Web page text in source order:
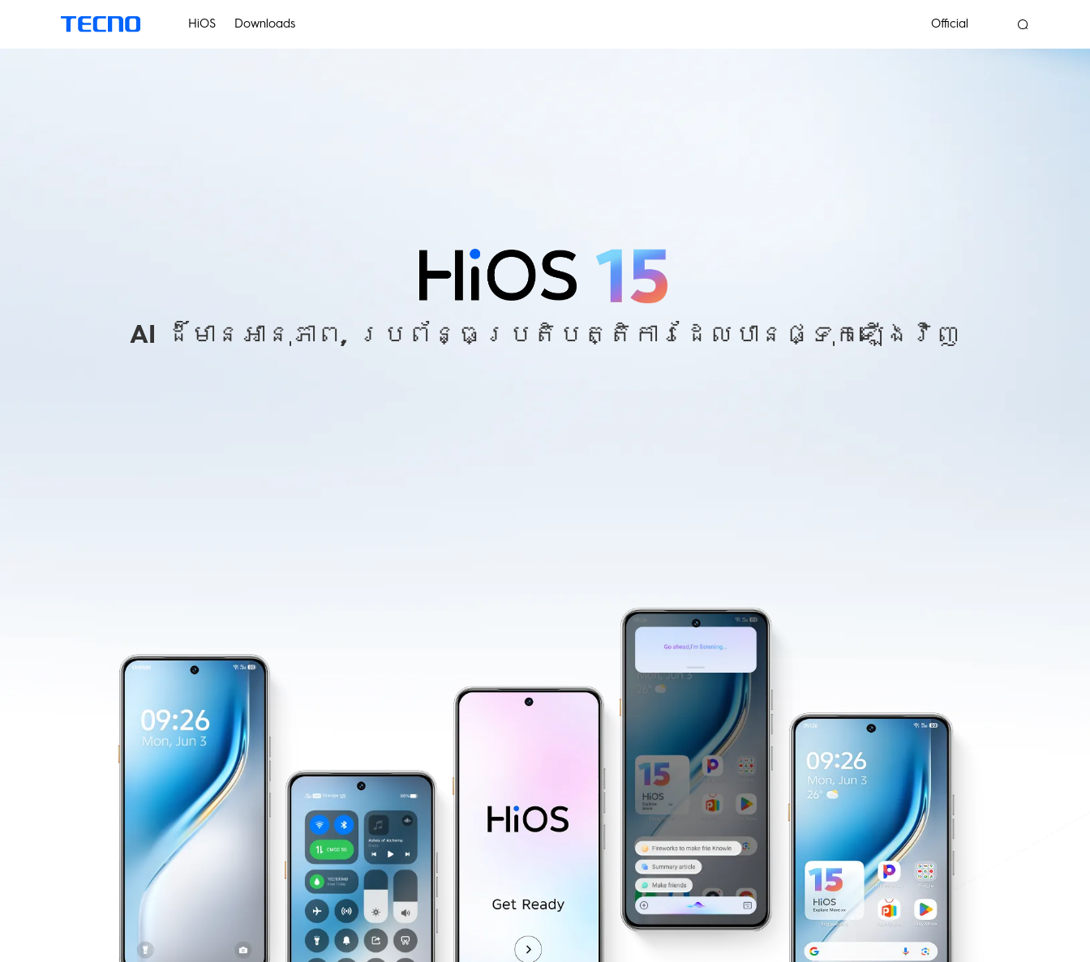
HiOS Downloads Official
AI ដ៏មានអានុភាព, ប្រព័ន្ធប្រតិបត្តិការដែលបានផ្ទុកឡើងវិញ